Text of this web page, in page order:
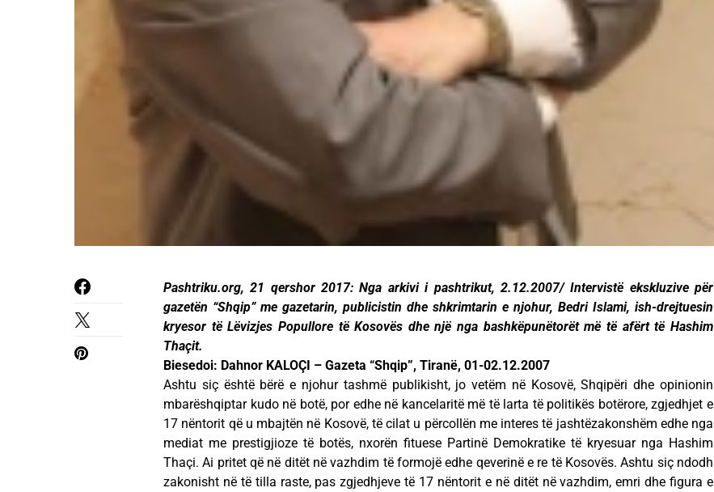
Pashtriku.org, 21 qershor 2017: Nga arkivi i pashtrikut, 2.12.2007/ Intervistë ekskluzive për
gazetën “Shqip” me gazetarin, publicistin dhe shkrimtarin e njohur, Bedri Islami, ish-drejtuesin
kryesor të Lëvizjes Popullore të Kosovës dhe një nga bashkëpunëtorët më të afërt të Hashim
Thaçit.
Biesedoi: Dahnor KALOÇI – Gazeta “Shqip”, Tiranë, 01-02.12.2007
Ashtu siç është bërë e njohur tashmë publikisht, jo vetëm në Kosovë, Shqipëri dhe opinionin
mbarëshqiptar kudo në botë, por edhe në kancelaritë më të larta të politikës botërore, zgjedhjet e
17 nëntorit që u mbajtën në Kosovë, të cilat u përcollën me interes të jashtëzakonshëm edhe nga
mediat me prestigjioze të botës, nxorën fituese Partinë Demokratike të kryesuar nga Hashim
Thaçi. Ai pritet që në ditët në vazhdim të formojë edhe qeverinë e re të Kosovës. Ashtu siç ndodh
zakonisht në të tilla raste, pas zgjedhjeve të 17 nëntorit e në ditët në vazhdim, emri dhe figura e